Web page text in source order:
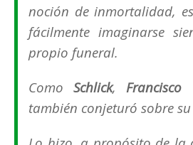
noción de inmortalidad,
fácilmente imaginarse
propio funeral.
ComoSchlick,
también conjeturó sobre